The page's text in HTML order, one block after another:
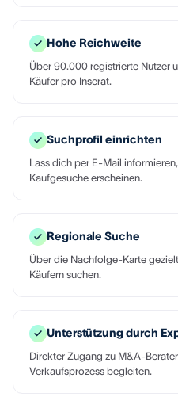
Hohe Reichweite
Über 90.000 registrierte Nutzer
Käufer pro Inserat.
Suchprofil einrichten
Lass dich per E-Mail
Kaufgesuche erscheinen.
Regionale Suche
Über die Nachfolge-Karte
Käufern suchen.
Unterstützung durch
Direkter Zugang zu M&A-
Verkaufsprozess begleiten.